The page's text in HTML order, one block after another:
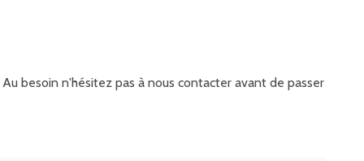
besoin n'hésitez pas à nous contacter avant de passer